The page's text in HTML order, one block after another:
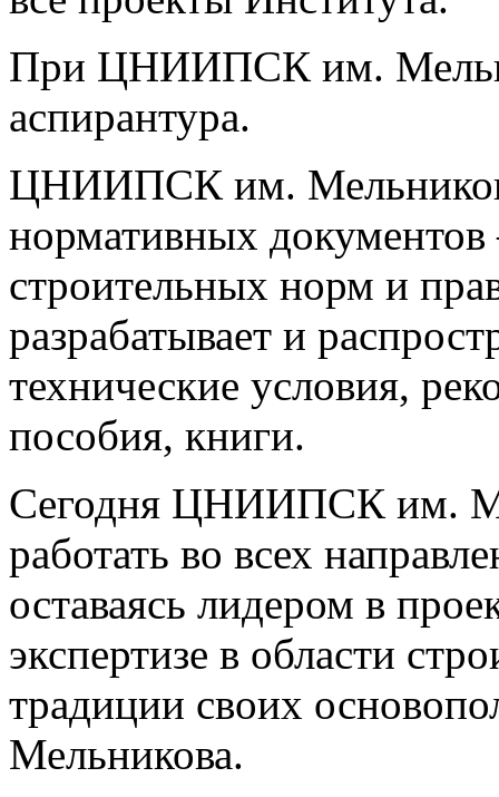
При ЦНИИПСК им.
аспирантура.
ЦНИИПСК им. Мельникова
нормативных документов
строительных норм и
разрабатывает и
технические условия,
пособия, книги.
Сегодня ЦНИИПСК им.
работать во всех
оставаясь лидером в
экспертизе в области
традиции своих
Мельникова.